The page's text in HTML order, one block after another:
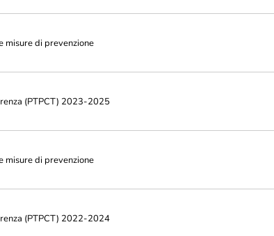
misure di prevenzione
(PTPCT) 2023-2025
misure di prevenzione
(PTPCT) 2022-2024